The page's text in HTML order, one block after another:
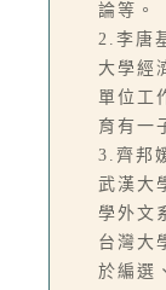
論等。
2.李唐
大學經
單位工
育有一
3.齊邦
武漢大
學外文
台灣大
於編選